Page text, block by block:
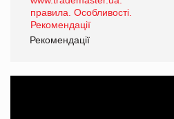
Рекомендації